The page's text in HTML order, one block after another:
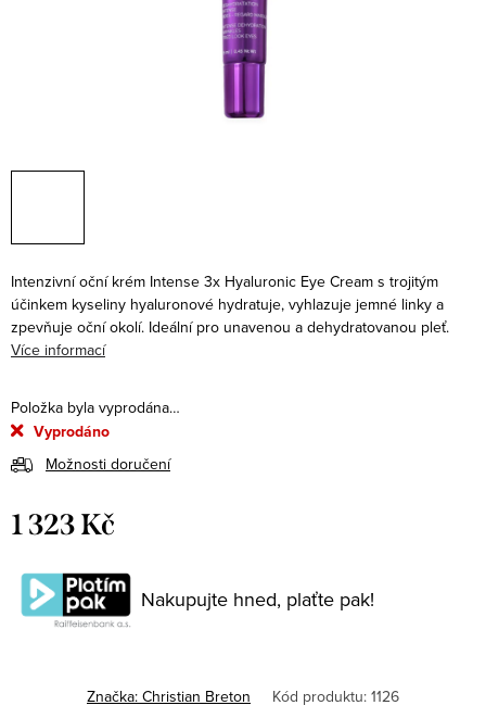
Intenzivní oční krém Intense 3x Hyaluronic Eye Cream s trojitým
účinkem kyseliny hyaluronové hydratuje, vyhlazuje jemné linky a
zpevňuje oční okolí. Ideální pro unavenou a dehydratovanou pleť.
Více informací
Položka byla vyprodána…
Vyprodáno
Možnosti doručení
1 323 Kč
cena:
Nakupujte hned, plaťte pak!
Značka: Christian Breton Kód produktu: 1126